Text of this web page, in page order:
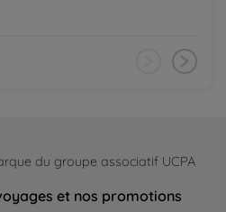
du groupe associatif UCPA
et nos promotions